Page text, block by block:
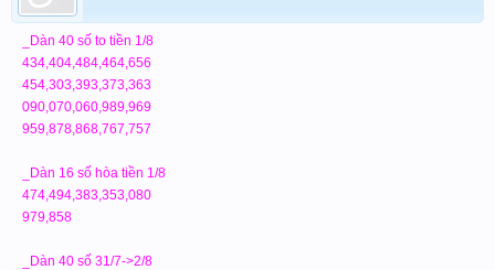
_Dàn 40 số to tiền 1/8
434,404,484,464,656
454,303,393,373,363
090,070,060,989,969
959,878,868,767,757
_Dàn 16 số hòa tiền 1/8
474,494,383,353,080
979,858
_Dàn 40 số 31/7->2/8